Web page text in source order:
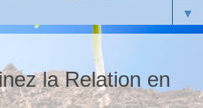
▼
la Relation en